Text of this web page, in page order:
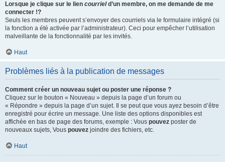
Lorsque je clique sur le lien courrield’un membre, on me demande de me
connecter !?
Seuls les membres peuvent s’envoyer des courriels via le formulaire intégré (si
la fonction a été activée par l’administrateur). Ceci pour empêcher l’utilisation
malveillante de la fonctionnalité par les invités.
Haut
Problèmes liés à la publication de messages
Comment créer un nouveau sujet ou poster une réponse ?
Cliquez sur le bouton « Nouveau » depuis la page d’un forum ou
« Répondre » depuis la page d’un sujet. Il se peut que vous ayez besoin d’être
enregistré pour écrire un message. Une liste des options disponibles est
affichée en bas de page des forums, exemple : Vous pouvez poster de
nouveaux sujets, Vous pouvez joindre des fichiers, etc.
Haut